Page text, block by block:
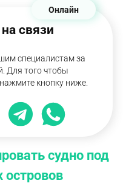
связи
специалистам за
Для того чтобы
кнопку ниже.
Онлайн
судно под